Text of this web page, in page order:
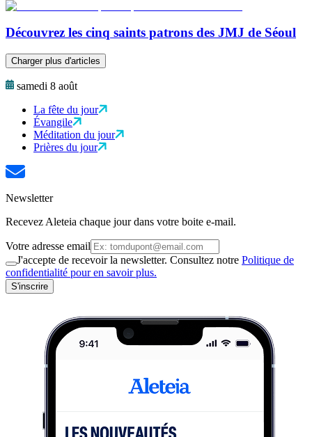
Découvrez les cinq saints patrons des JMJ de Séoul
Charger plus d'articles
samedi 8 août
La fête du jour
Évangile
Méditation du jour
Prières du jour
Newsletter
Recevez Aleteia chaque jour dans votre boite e-mail.
Votre adresse email
J'accepte de recevoir la newsletter. Consultez notre Politique de
confidentialité pour en savoir plus.
S'inscrire